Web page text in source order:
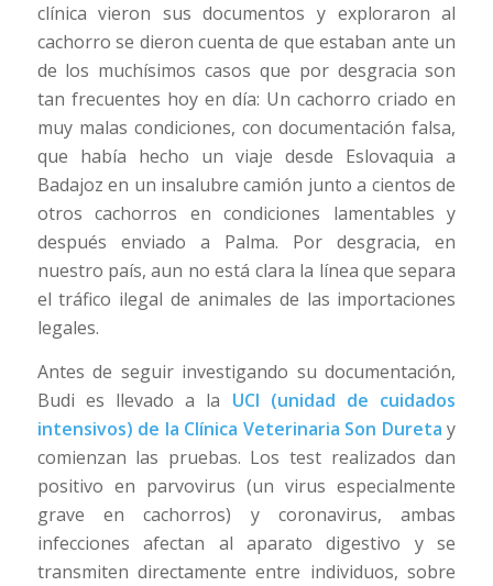
clínica vieron sus documentos y exploraron al
cachorro se dieron cuenta de que estaban ante un
de los muchísimos casos que por desgracia son
tan frecuentes hoy en día: Un cachorro criado en
muy malas condiciones, con documentación falsa,
que había hecho un viaje desde Eslovaquia a
Badajoz en un insalubre camión junto a cientos de
otros cachorros en condiciones lamentables y
después enviado a Palma. Por desgracia, en
nuestro país, aun no está clara la línea que separa
el tráfico ilegal de animales de las importaciones
legales.
Antes de seguir investigando su documentación,
Budi es llevado a la UCI (unidad de cuidados
intensivos) de la Clínica Veterinaria Son Dureta y
comienzan las pruebas. Los test realizados dan
positivo en parvovirus (un virus especialmente
grave en cachorros) y coronavirus, ambas
infecciones afectan al aparato digestivo y se
transmiten directamente entre individuos, sobre